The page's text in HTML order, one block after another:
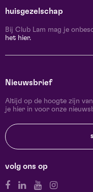
huisgezelschap
Bij Club Lam mag je
het hier.
Nieuwsbrief
Altijd op de hoogte zijn
je hier in voor onze
volg ons op